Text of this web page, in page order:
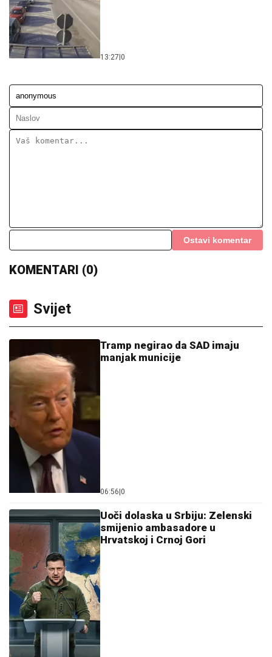
13:27 0
Ostavi komentar
KOMENTARI (0)
Svijet
Tramp negirao da SAD imaju
manjak municije
06:56 0
Uoči dolaska u Srbiju: Zelenski
smijenio ambasadore u
Hrvatskoj i Crnoj Gori